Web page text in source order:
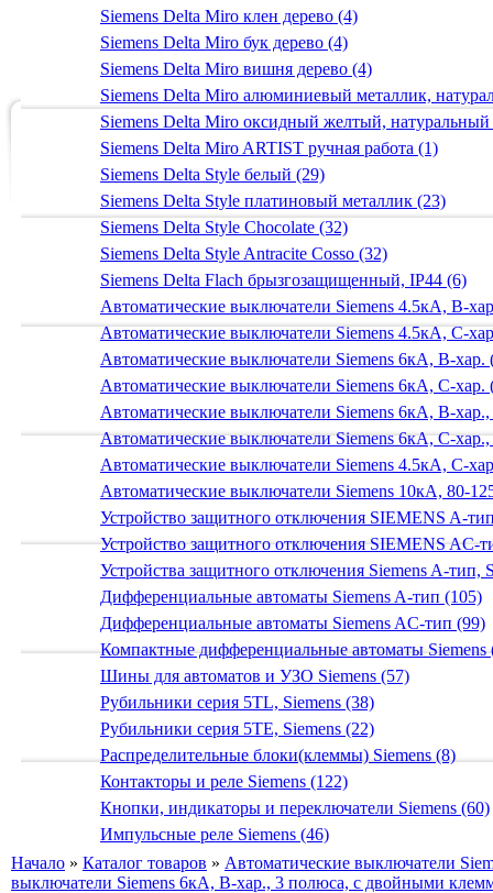
Siemens Delta Miro клен дерево (4)
Siemens Delta Miro бук дерево (4)
Siemens Delta Miro вишня дерево (4)
Siemens Delta Miro алюминиевый металлик,
Siemens Delta Miro оксидный желтый,
Siemens Delta Miro ARTIST ручная работа (1)
Siemens Delta Style белый (29)
Siemens Delta Style платиновый металлик (23)
Siemens Delta Style Chocolate (32)
Siemens Delta Style Antracite Cosso (32)
Siemens Delta Flach брызгозащищенный, IP44 (6)
Автоматические выключатели Siemens 4.5кА, B-
Автоматические выключатели Siemens 4.5кА, C-
Автоматические выключатели Siemens 6кА, B-хар.
Автоматические выключатели Siemens 6кА, С-хар.
Автоматические выключатели Siemens 6кА, B-
Автоматические выключатели Siemens 6кА, C-
Автоматические выключатели Siemens 4.5кА, C-
Автоматические выключатели Siemens 10кА, 80-
Устройство защитного отключения SIEMENS A-
Устройство защитного отключения SIEMENS AС-
Устройства защитного отключения Siemens A-тип,
Дифференциальные автоматы Siemens A-тип (105)
Дифференциальные автоматы Siemens AС-тип (99)
Компактные дифференциальные автоматы Siemens
Шины для автоматов и УЗО Siemens (57)
Рубильники серия 5TL, Siemens (38)
Рубильники серия 5TE, Siemens (22)
Распределительные блоки(клеммы) Siemens (8)
Контакторы и реле Siemens (122)
Кнопки, индикаторы и переключатели Siemens (60)
Импульсные реле Siemens (46)
Начало » Каталог товаров » Автоматические выключатели
выключатели Siemens 6кА, B-хар., 3 полюса, с двойными